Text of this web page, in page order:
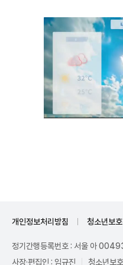
개인정보처리방침 청소년보
정기간행등록번호 : 서울 아
사장·편집인 : 임규진
청소년보